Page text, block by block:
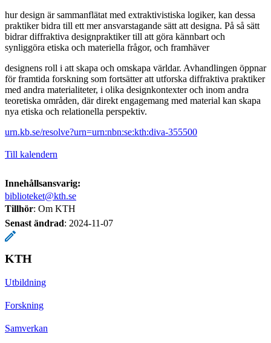
hur design är sammanflätat med extraktivistiska logiker, kan dessa
praktiker bidra till ett mer ansvarstagande sätt att designa. På så sätt
bidrar diffraktiva designpraktiker till att göra kännbart och
synliggöra etiska och materiella frågor, och framhäver
designens roll i att skapa och omskapa världar. Avhandlingen öppnar
för framtida forskning som fortsätter att utforska diffraktiva praktiker
med andra materialiteter, i olika designkontexter och inom andra
teoretiska områden, där direkt engagemang med material kan skapa
nya etiska och relationella perspektiv.
urn.kb.se/resolve?urn=urn:nbn:se:kth:diva-355500
Till kalendern
Innehållsansvarig:
biblioteket@kth.se
Tillhör: Om KTH
Senast ändrad: 2024-11-07
KTH
Utbildning
Forskning
Samverkan